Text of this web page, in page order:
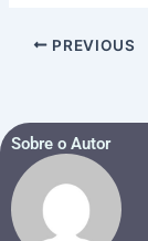
PREVIOUS
Sobre o Autor